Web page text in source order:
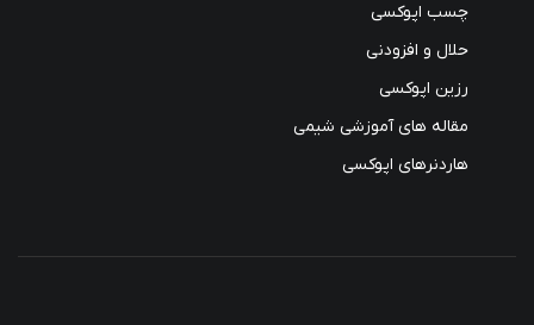
چسب اپوکسی
حلال و افزودنی
رزین اپوکسی
مقاله های آموزشی شیمی
هاردنرهای اپوکسی